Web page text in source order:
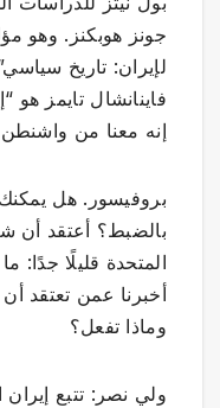
جونز هوبكنز. وهو
لإيران: تاريخ
فاينانشال تايمز هو
إنه معنا من
بروفيسور. هل
بالضبط؟ أعتقد أن
المتحدة قليلًا جدًا:
أخبرنا عمن تعتقد
وماذا تفعل؟
ولي نصر: تتبع